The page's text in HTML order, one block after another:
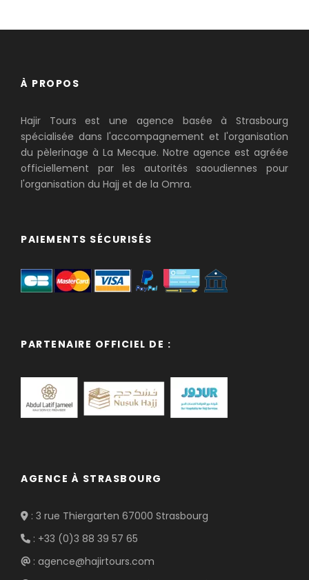
À PROPOS
Hajir Tours est une agence basée à Strasbourg
spécialisée dans l'accompagnement et l'organisation
du pèlerinage à La Mecque. Notre agence est agréée
officiellement par les autorités saoudiennes pour
l'organisation du Hajj et de la Omra.
PAIEMENTS SÉCURISÉS
PARTENAIRE OFFICIEL DE :
AGENCE À STRASBOURG
: 3 rue Thiergarten 67000 Strasbourg
: +33 (0)3 88 39 57 65
: agence@hajirtours.com